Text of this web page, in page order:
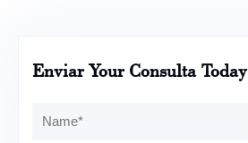
Enviar Your Consulta Today